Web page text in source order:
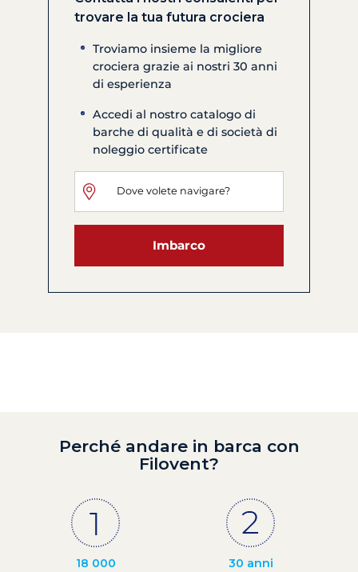
trovare la tua futura crociera
Troviamo insieme la migliore
crociera grazie ai nostri 30 anni
di esperienza
Accedi al nostro catalogo di
barche di qualità e di società di
noleggio certificate
Imbarco
Perché andare in barca con
Filovent?
18 000
30 anni